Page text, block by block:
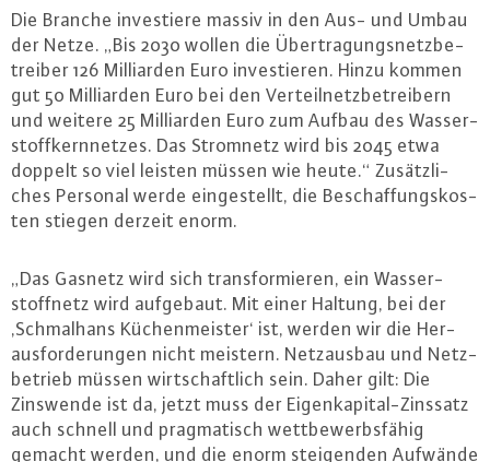
Die Branche in­ves­tie­re massiv in den Aus- und Umbau
der Netze. „Bis 2030 wollen die Über­tra­gungs­netz­be­
trei­ber 126 Mil­li­ar­den Euro in­ves­tie­ren. Hinzu kommen
gut 50 Mil­li­ar­den Euro bei den Ver­teil­netz­be­trei­bern
und weitere 25 Mil­li­ar­den Euro zum Aufbau des Was­ser­
stoff­kern­net­zes. Das Stromnetz wird bis 2045 etwa
doppelt so viel leisten müssen wie heute.“ Zu­sätz­li­
ches Personal werde ein­ge­stellt, die Be­schaf­fungs­kos­
ten stiegen derzeit enorm.
„Das Gasnetz wird sich trans­for­mie­ren, ein Was­ser­
stoff­netz wird aufgebaut. Mit einer Haltung, bei der
,Schmal­hans Kü­chen­meis­ter‘ ist, werden wir die Her­
aus­for­de­run­gen nicht meistern. Netz­aus­bau und Netz­
be­trieb müssen wirt­schaft­lich sein. Daher gilt: Die
Zinswende ist da, jetzt muss der Ei­gen­ka­pi­tal-Zins­satz
auch schnell und prag­ma­tisch wett­be­werbs­fä­hig
gemacht werden, und die enorm stei­gen­den Aufwände